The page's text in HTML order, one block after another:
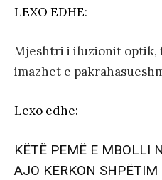
LEXO EDHE:
Mjeshtri i iluzionit optik,
imazhet e
Lexo edhe:
KËTË PEMË E MBOLLI
AJO KËRKON SHPËTIM